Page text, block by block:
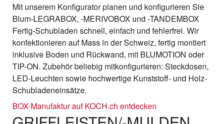
Mit unserem Konfigurator planen und konfigurieren Sie
Blum-LEGRABOX, -MERIVOBOX und -TANDEMBOX
Fertig-Schubladen schnell, einfach und fehlerfrei. Wir
konfektionieren auf Mass in der Schweiz, fertig montiert
inklusive Boden und Rückwand, mit BLUMOTION oder
TIP-ON. Zubehör beliebig mitkonfigurieren: Steckdosen,
LED-Leuchten sowie hochwertige Kunststoff- und Holz-
Schubladeneinsätze.
BOX-Manufaktur auf KOCH.ch entdecken